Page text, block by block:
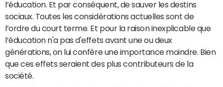
l’éducation. Et par conséquent, de sauver les destins
sociaux. Toutes les considérations actuelles sont de
l’ordre du court terme. Et pour la raison inexplicable que
l’éducation n'a pas d'effets avant une ou deux
générations, on lui confère une importance moindre. Bien
que ces effets seraient des plus contributeurs de la
société.